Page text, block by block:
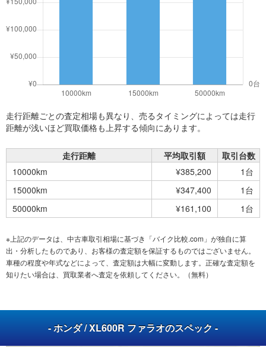
走行距離ごとの査定相場も異なり、売るタイミングによっては走行
距離が浅いほど買取価格も上昇する傾向にあります。
走行距離 平均取引額
取引台数
10000km
¥385,200
1台
15000km
¥347,400
1台
50000km
¥161,100 1台
※上記のデータは、中古車取引相場に基づき「バイク比較.com」が独自に算
出・分析したものであり、お客様の査定額を保証するものではございません。
車種の程度や年式などによって、査定額は大幅に変動します。正確な査定額を
知りたい場合は、買取業者へ査定を依頼してください。（無料）
- ホンダ / XL600R ファラオのスペック -